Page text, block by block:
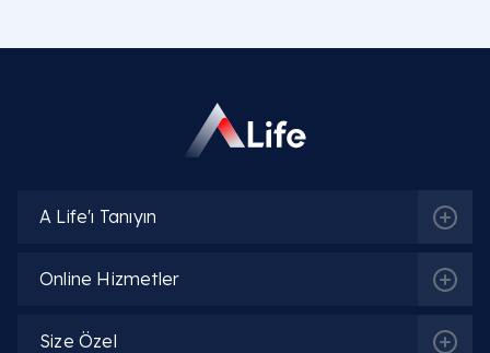
A Life'ı Tanıyın
Online Hizmetler
Size Özel